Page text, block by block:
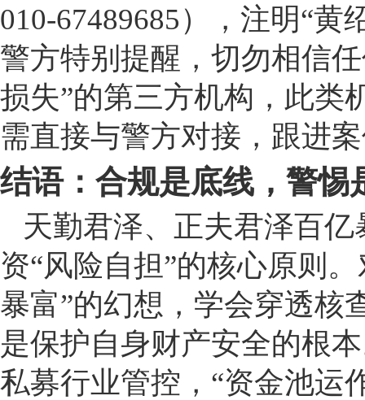
010-67489685），注明“黄
警方特别提醒，切勿相信
损失”的第三方机构，此类
需直接与警方对接，跟进
结语：合规是底线，警惕
天勤君泽、正夫君泽百
资“风险自担”的核心原则
暴富”的幻想，学会穿透核
是保护自身财产安全的根
私募行业管控，“资金池运